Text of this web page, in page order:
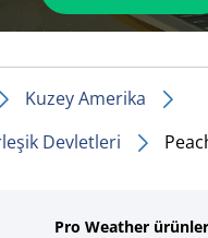
Kuzey Amerika
Devletleri
Pro Weather